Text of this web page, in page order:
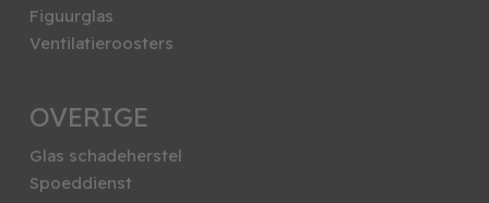
Figuurglas
Ventilatieroosters
OVERIGE
Glas schadeherstel
Spoeddienst